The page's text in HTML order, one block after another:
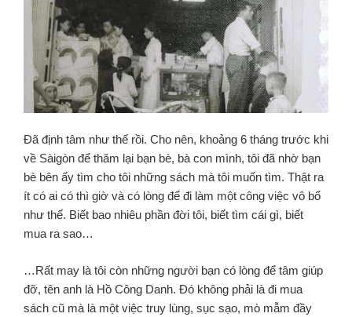
Đã định tâm như thế rồi. Cho nên, khoảng 6 tháng trước khi
về Sàigòn để thăm lại bạn bè, bà con mình, tôi đã nhờ bạn
bè bên ấy tìm cho tôi những sách mà tôi muốn tìm. Thật ra
ít có ai có thì giờ và có lòng để đi làm một công việc vô bổ
như thế. Biết bao nhiêu phần đời tôi, biết tìm cái gì, biết
mua ra sao…
…Rất may là tôi còn những người bạn có lòng để tâm giúp
đỡ, tên anh là Hồ Công Danh. Đó không phải là đi mua
sách cũ mà là một việc truy lùng, sục sạo, mò mẫm đầy